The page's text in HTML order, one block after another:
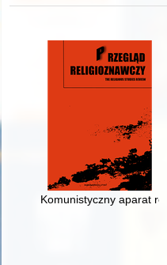
Komunistyczny aparat